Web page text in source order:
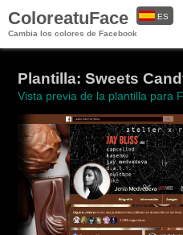
ColoreatuFace
Cambia los colores de Facebook
ES
Plantilla: Sweets
Vista previa de la plantilla para